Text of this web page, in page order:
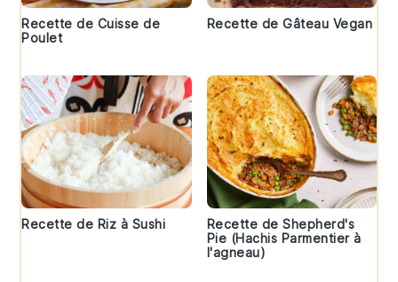
Recette de Cuisse de
Poulet
Recette de Gâteau Vegan
Recette de Riz à Sushi
Recette de Shepherd's
Pie (Hachis Parmentier à
l'agneau)